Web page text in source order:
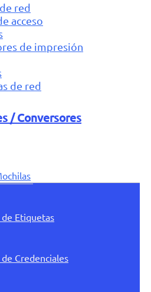
red
acceso
de impresión
de red
/ Conversores
Etiquetas
Credenciales